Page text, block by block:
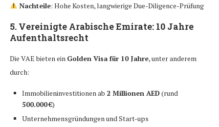
Nachteile: Hohe Kosten, langwierige Due-Diligence-Prüfung
5. Vereinigte Arabische Emirate: 10 Jahre
Aufenthaltsrecht
Die VAE bieten ein Golden Visa für 10 Jahre, unter anderem
durch:
Immobilieninvestitionen ab 2 Millionen AED(rund
500.000 €)
Unternehmensgründungen und Start-ups